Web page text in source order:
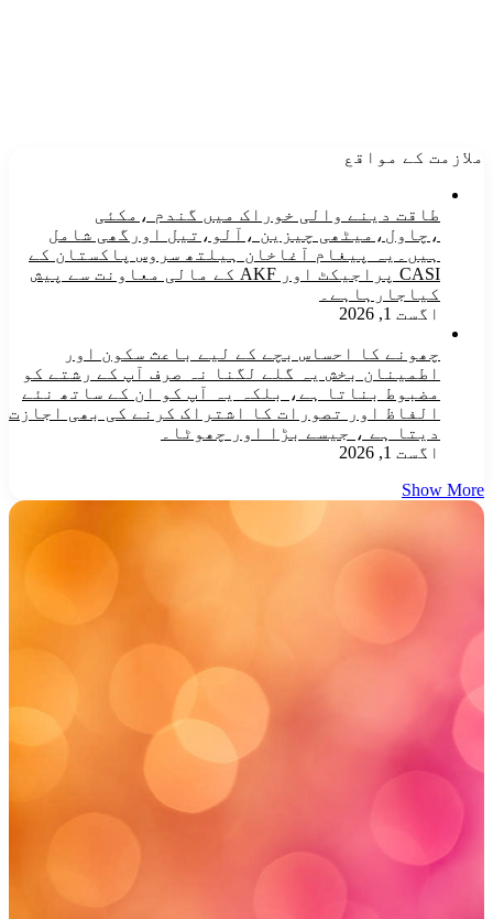
ملازمت کے مواقع
طاقت دینے والی خوراک میں گندم ،مکئی
،چاول،میٹھی چیزین ،آلو،تیل اورگھی شامل
ہیں۔یہ پیغام آغاخان ہیلتھ سروس پاکستان کے
CASI پراجیکٹ اور AKF کے مالی معاونت سے پیش
کیاجارہاہے۔
اگست 1, 2026
چھونے کا احساس بچے کے لیے باعث سکون اور
اطمینان بخش یہ گلے لگنا نہ صرف آپ کے رشتے کو
مضبوط بناتا ہے، بلکہ یہ آپ کو ان کے ساتھ نئے
الفاظ اور تصورات کا اشتراک کرنے کی بھی اجازت
دیتا ہے ، جیسے بڑا اور چھوٹا۔
اگست 1, 2026
Show More